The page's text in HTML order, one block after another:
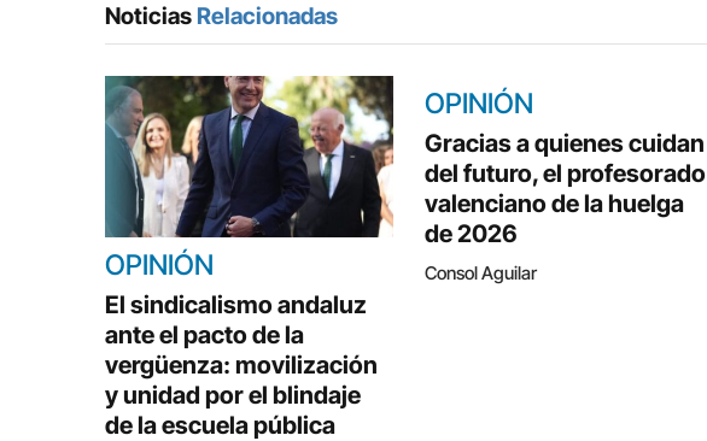
Noticias Relacionadas
OPINIÓN
El sindicalismo andaluz
ante el pacto de la
vergüenza: movilización
y unidad por el blindaje
de la escuela pública
OPINIÓN
Gracias a quienes cuidan
del futuro, el profesorado
valenciano de la huelga
de 2026
Consol Aguilar